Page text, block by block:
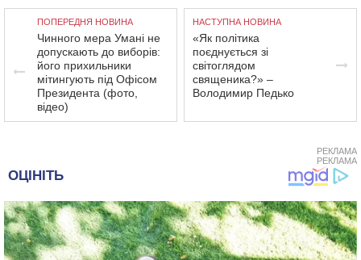
ПОПЕРЕДНЯ НОВИНА
Чинного мера Умані не
допускають до виборів:
його прихильники
мітингують під Офісом
Президента (фото,
відео)
НАСТУПНА НОВИНА
«Як політика
поєднується зі
світоглядом
священика?» –
Володимир Педько
РЕКЛАМА
РЕКЛАМА